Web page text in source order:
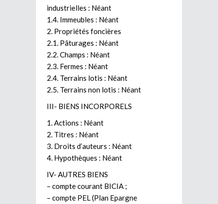
industrielles : Néant
1.4. Immeubles : Néant
2. Propriétés foncières
2.1. Pâturages : Néant
2.2. Champs : Néant
2.3. Fermes : Néant
2.4. Terrains lotis : Néant
2.5. Terrains non lotis : Néant
III- BIENS INCORPORELS
1. Actions : Néant
2. Titres : Néant
3. Droits d’auteurs : Néant
4. Hypothèques : Néant
IV- AUTRES BIENS
– compte courant BICIA ;
– compte PEL (Plan Epargne